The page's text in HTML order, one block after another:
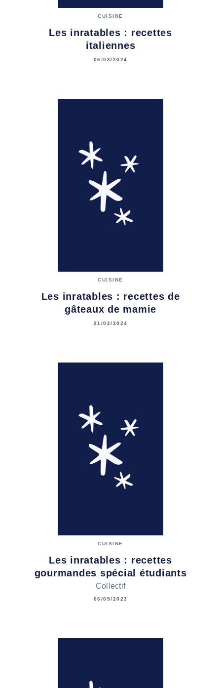
CUISINE
Les inratables : recettes
italiennes
06/03/2024
CUISINE
Les inratables : recettes de
gâteaux de mamie
21/02/2024
CUISINE
Les inratables : recettes
gourmandes spécial étudiants
Collectif
06/09/2023